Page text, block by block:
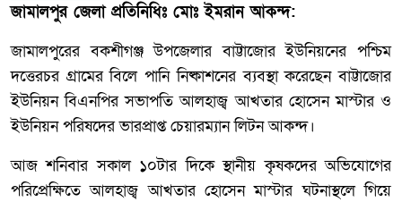
জামালপুর জেলা প্রতিনিধিঃ মোঃ ইমরান আকন্দ:
জামালপুরের বকশীগঞ্জ উপজেলার বাট্টাজোর ইউনিয়নের পশ্চিম
দত্তেরচর গ্রামের বিলে পানি নিষ্কাশনের ব্যবস্থা করেছেন বাট্টাজোর
ইউনিয়ন বিএনপির সভাপতি আলহাজ্ব আখতার হোসেন মাস্টার ও
ইউনিয়ন পরিষদের ভারপ্রাপ্ত চেয়ারম্যান লিটন আকন্দ।
আজ শনিবার সকাল ১০টার দিকে স্থানীয় কৃষকদের অভিযোগের
পরিপ্রেক্ষিতে আলহাজ্ব আখতার হোসেন মাস্টার ঘটনাস্থলে গিয়ে